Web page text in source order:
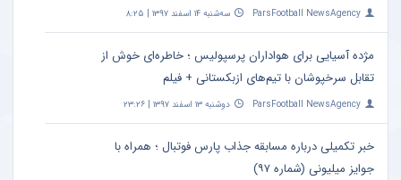
ParsFootball NewsAgency سه‌شنبه ۱۴ اسفند ۱۳۹۷ | ۸:۲۵
مژده آسیایی برای هواداران پرسپولیس ؛ خاطره‌ای خوش از
تقابل سرخپوشان با تیم‌های ازبکستانی + فیلم
ParsFootball NewsAgency دوشنبه ۱۳ اسفند ۱۳۹۷ | ۲۳:۲۶
خبر تکمیلی درباره مسابقه جذاب پارس فوتبال ؛ همراه با
جوایز میلیونی (شماره ۹۷)